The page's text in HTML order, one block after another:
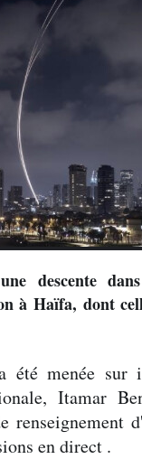
descente
à Haïfa, dont
été menée sur
Itamar
en direct .